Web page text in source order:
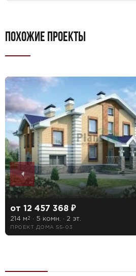
ПОХОЖИЕ ПРОЕКТЫ
от 12 457 368 ₽
214 м2 · 5 комн. · 2 эт.
ПРОЕКТ ДОМА 55-03